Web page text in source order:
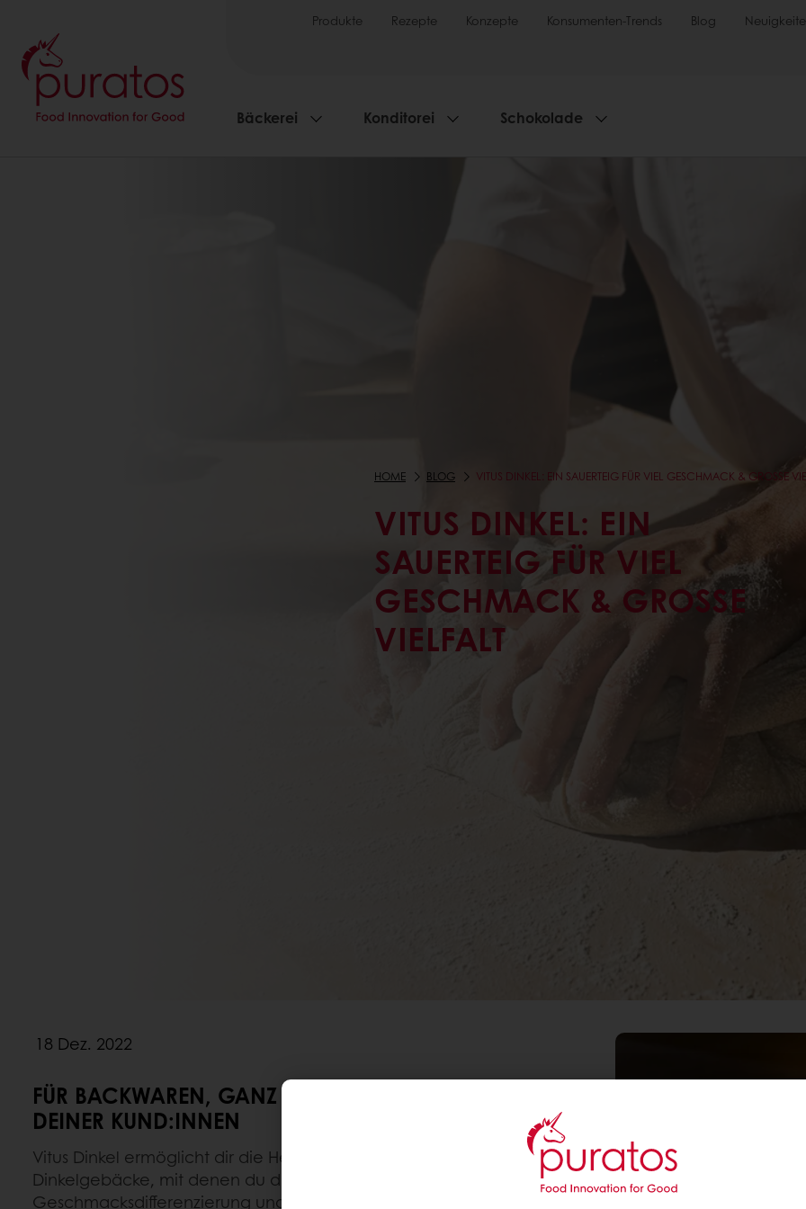
Produkte Rezepte Konzepte Konsumenten-Trends Blog
Bäckerei Konditorei Schokolade
HOME BLOG VITUS DINKEL: EIN SAUERTEIG FÜR VIEL GESCHMACK & GROSSE
VITUS DINKEL: EIN
SAUERTEIG FÜR VIEL
GESCHMACK & GROSSE V
IELFALT
18 Dez. 2022
FÜR BACKWAREN, GANZ NACH DEN WÜNSCHEN
DEINER KUND:INNEN
Vitus Dinkel ermöglicht dir die Herstellung vielfältiger und aromatischer
Dinkelgebäcke, mit denen du die Verbraucherwünsche nach
Geschmacksdifferenzierung und Urgetreide gezielt erfüllen kannst.